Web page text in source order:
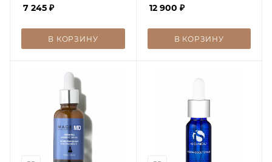
выравнивания тона
кожи, Bio Brightening
7 245 ₽
В КОРЗИНУ
кожи, Ultra A Skin
Perfecting Serum Mild
12 900 ₽
В КОРЗИНУ